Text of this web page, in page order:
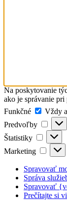
Na poskytovanie
ako je správanie
Funkčné
Vždy
Predvoľby
Štatistiky
Marketing
Spravovať
Správa
Spravovať
Prečítajte si